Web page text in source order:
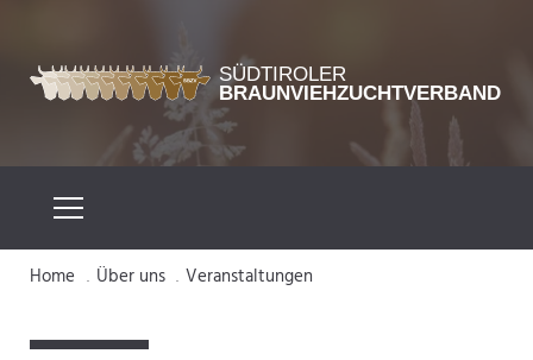
Home . Über uns . Veranstaltungen